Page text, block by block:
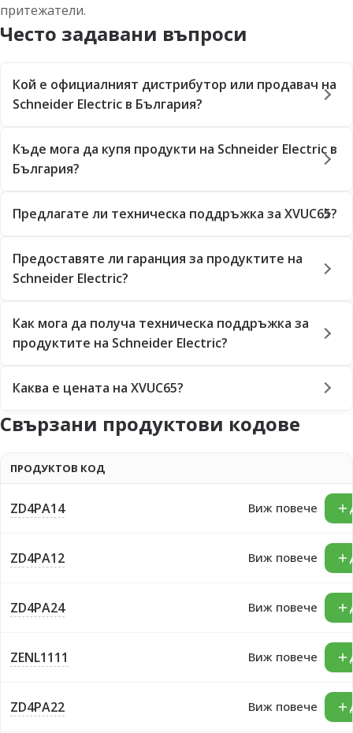
притежатели.
Често задавани въпроси
Кой е официалният дистрибутор или продавач на
Schneider Electric в България?
Къде мога да купя продукти на Schneider Electric в
България?
Предлагате ли техническа поддръжка за XVUC65?
Предоставяте ли гаранция за продуктите на
Schneider Electric?
Как мога да получа техническа поддръжка за
продуктите на Schneider Electric?
Каква е цената на XVUC65?
Свързани продуктови кодове
ПРОДУКТОВ КОД
ZD4PA14 Виж повече
ZD4PA12 Виж повече
ZD4PA24 Виж повече
ZENL1111 Виж повече
ZD4PA22 Виж повече